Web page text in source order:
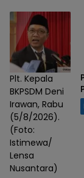
Plt. Kepala
BKPSDM Deni
Irawan, Rabu
(5/8/2026).
(Foto:
Istimewa/
Lensa
Nusantara)